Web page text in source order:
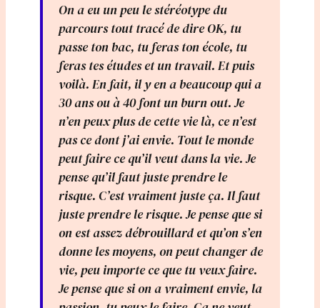
On a eu un peu le stéréotype du
parcours tout tracé de dire OK, tu
passe ton bac, tu feras ton école, tu
feras tes études et un travail. Et puis
voilà. En fait, il y en a beaucoup qui a
30 ans ou à 40 font un burn out. Je
n’en peux plus de cette vie là, ce n’est
pas ce dont j’ai envie. Tout le monde
peut faire ce qu’il veut dans la vie. Je
pense qu’il faut juste prendre le
risque. C’est vraiment juste ça. Il faut
juste prendre le risque. Je pense que si
on est assez débrouillard et qu’on s’en
donne les moyens, on peut changer de
vie, peu importe ce que tu veux faire.
Je pense que si on a vraiment envie, la